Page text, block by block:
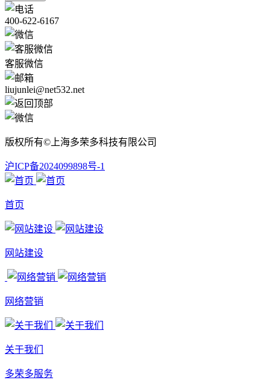
400-622-6167
客服微信
liujunlei@net532.net
版权所有©上海多荣多科技有限公司
沪ICP备2024099898号-1
首页
网站建设
网络营销
关于我们
多荣多服务